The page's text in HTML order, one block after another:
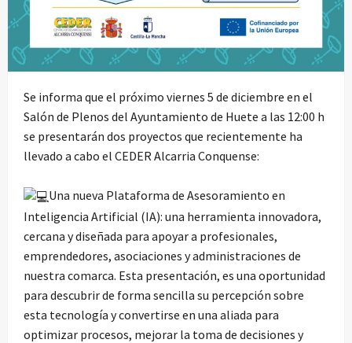
Se informa que el próximo viernes 5 de diciembre en el
Salón de Plenos del Ayuntamiento de Huete a las 12:00 h
se presentarán dos proyectos que recientemente ha
llevado a cabo el CEDER Alcarria Conquense:
Una nueva Plataforma de Asesoramiento en
Inteligencia Artificial (IA): una herramienta innovadora,
cercana y diseñada para apoyar a profesionales,
emprendedores, asociaciones y administraciones de
nuestra comarca. Esta presentación, es una oportunidad
para descubrir de forma sencilla su percepción sobre
esta tecnología y convertirse en una aliada para
optimizar procesos, mejorar la toma de decisiones y